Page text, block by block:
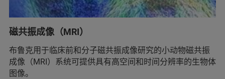
磁共振成像（MRI）
布鲁克用于临床前和分子磁共振成像研究的小动物磁共振
成像（MRI）系统可提供具有高空间和时间分辨率的生物体
图像。